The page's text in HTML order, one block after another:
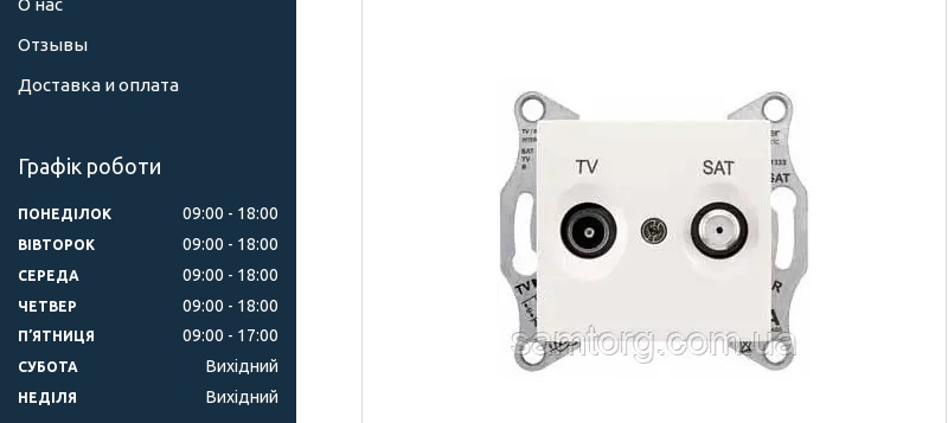
О нас
Отзывы
Доставка и оплата
Графік роботи
ПОНЕДІЛОК 09:00 18:00
ВІВТОРОК 09:00 18:00
СЕРЕДА 09:00 18:00
ЧЕТВЕР 09:00 18:00
ПʼЯТНИЦЯ 09:00 17:00
СУБОТА Вихідний
НЕДІЛЯ Вихідний